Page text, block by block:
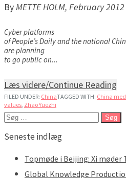
By METTE HOLM, February 2012
Cyber platforms
of People’s Daily and the national
are planning
to go public on...
Læs videre/Continue Reading
FILED UNDER: ChinaTAGGED WITH: China
values Zhao Yuezhi
Søg
efter:
Seneste indlæg
Topmøde i Beijing: Xi
Global Knowledge